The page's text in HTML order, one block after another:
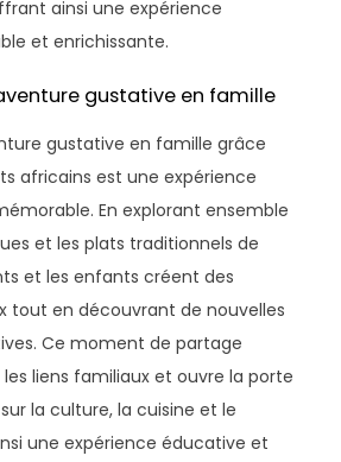
ainsi une expérience
et enrichissante.
gustative en famille
gustative en famille grâce
africains est une expérience
En explorant ensemble
et les plats traditionnels de
et les enfants créent des
tout en découvrant de nouvelles
Ce moment de partage
liens familiaux et ouvre la porte
la culture, la cuisine et le
une expérience éducative et